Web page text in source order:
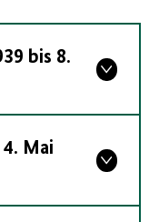
bis 8.
Mai